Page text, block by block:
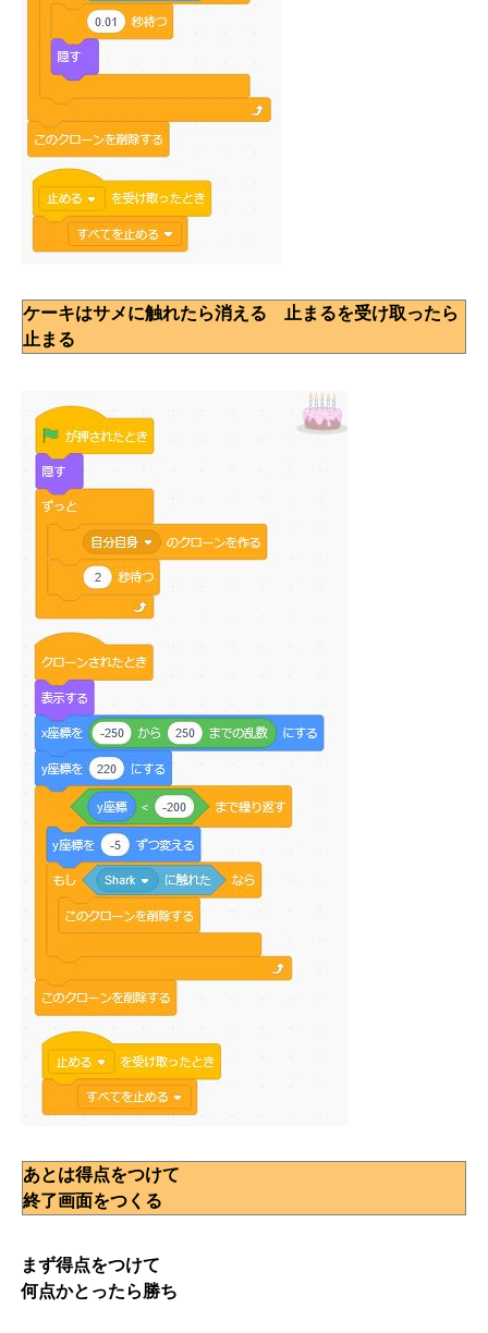
ケーキはサメに触れたら消える 止まるを受け取ったら
止まる
あとは得点をつけて
終了画面をつくる
まず得点をつけて
何点かとったら勝ち